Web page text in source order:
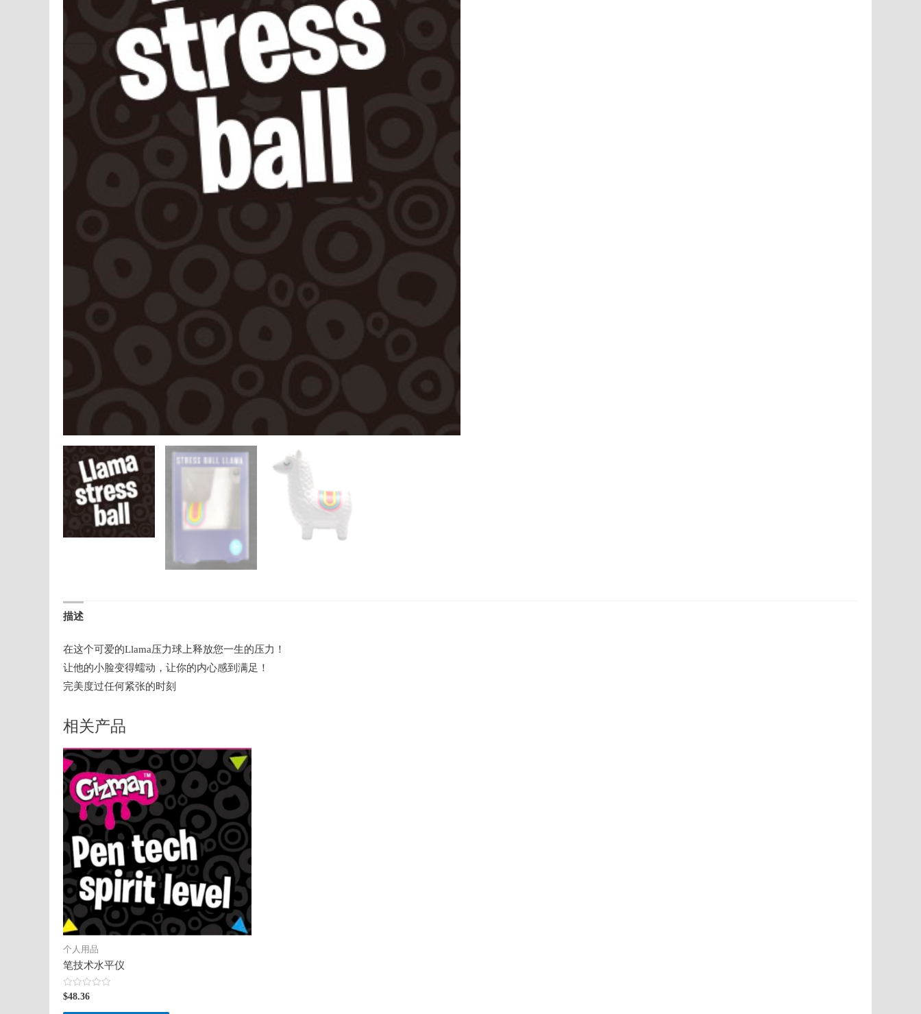
描述
在这个可爱的Llama压力球上释放您一生的压力！
让他的小脸变得蠕动，让你的内心感到满足！
完美度过任何紧张的时刻
相关产品
个人用品
笔技术水平仪
评
分
0
$48.36